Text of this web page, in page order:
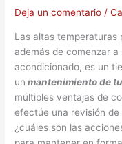
Deja un comentario /
Las altas temperaturas
además de comenzar
acondicionado, es un
un mantenimiento de
múltiples ventajas de
efectúe una revisión
¿cuáles son las